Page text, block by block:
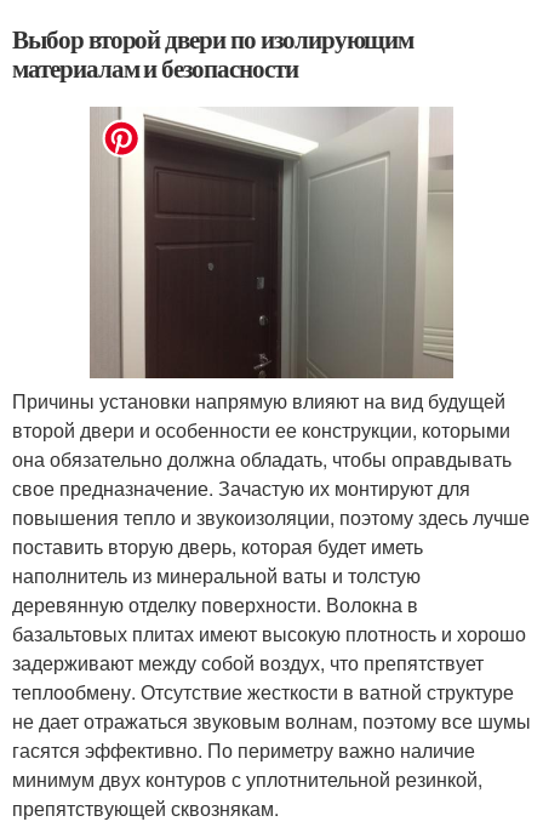
Выбор второй двери по изолирующим
материалам и безопасности
Причины установки напрямую влияют на вид будущей
второй двери и особенности ее конструкции, которыми
она обязательно должна обладать, чтобы оправдывать
свое предназначение. Зачастую их монтируют для
повышения тепло и звукоизоляции, поэтому здесь лучше
поставить вторую дверь, которая будет иметь
наполнитель из минеральной ваты и толстую
деревянную отделку поверхности. Волокна в
базальтовых плитах имеют высокую плотность и хорошо
задерживают между собой воздух, что препятствует
теплообмену. Отсутствие жесткости в ватной структуре
не дает отражаться звуковым волнам, поэтому все шумы
гасятся эффективно. По периметру важно наличие
минимум двух контуров с уплотнительной резинкой,
препятствующей сквознякам.